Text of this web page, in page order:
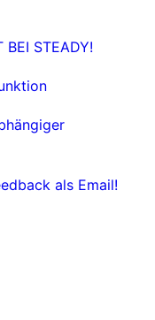
BEI STEADY!
als Email!